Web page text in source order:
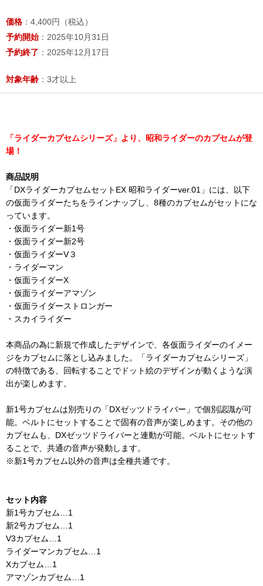
価格 ：4,400円（税込）
予約開始：2025年10月31日
予約終了 ：2025年12月17日
対象年齢 ：3才以上
「ライダーカプセムシリーズ」より、昭和ライダーのカプセムが登
場！
商品説明
「DXライダーカプセムセットEX 昭和ライダーver.01」には、以下
の仮面ライダーたちをラインナップし、8種のカプセムがセットにな
っています。
・仮面ライダー新1号
・仮面ライダー新2号
・仮面ライダーV３
・ライダーマン
・仮面ライダーX
・仮面ライダーアマゾン
・仮面ライダーストロンガー
・スカイライダー
本商品の為に新規で作成したデザインで、各仮面ライダーのイメー
ジをカプセムに落とし込みました。「ライダーカプセムシリーズ」
の特徴である、回転することでドット絵のデザインが動くような演
出が楽しめます。
新1号カプセムは別売りの「DXゼッツドライバー」で個別認識が可
能。ベルトにセットすることで固有の音声が楽しめます。その他の
カプセムも、DXゼッツドライバーと連動が可能。ベルトにセットす
ることで、共通の音声が発動します。
※新1号カプセム以外の音声は全種共通です。
セット内容
新1号カプセム…1
新2号カプセム…1
V3カプセム…1
ライダーマンカプセム…1
Xカプセム…1
アマゾンカプセム…1